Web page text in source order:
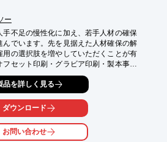
ー
手不足の慢性化に加え、若手人材の確保
んでいます。先を見据えた人材確保の解
用の選択肢を増やしていただくことが有
フセット印刷・グラビア印刷・製本事業
材の採用フローをご説明させていただき
能な課題
応可能な内容
品を詳しく見る
ダウンロード
お問い合わせ